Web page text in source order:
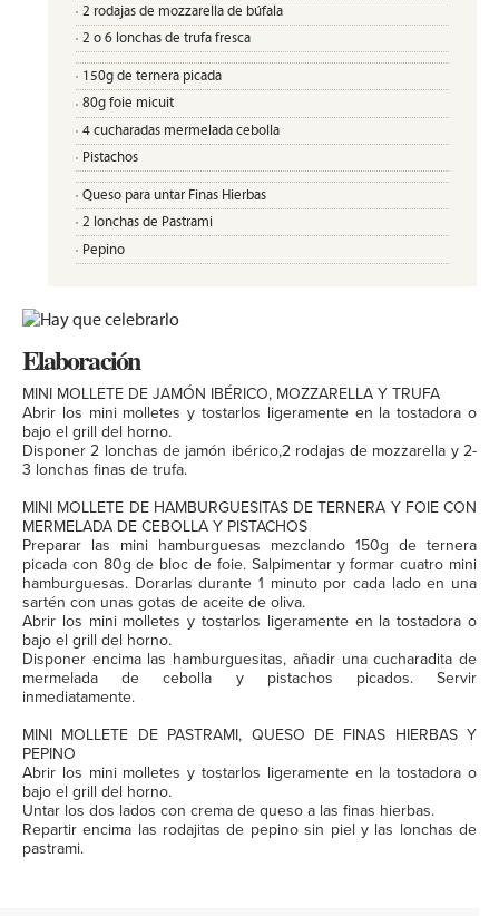
2 rodajas de mozzarella de búfala
2 o 6 lonchas de trufa fresca
150g de ternera picada
80g foie micuit
4 cucharadas mermelada cebolla
Pistachos
Queso para untar Finas Hierbas
2 lonchas de Pastrami
Pepino
Elaboración
MINI MOLLETE DE JAMÓN IBÉRICO, MOZZARELLA Y TRUFA
Abrir los mini molletes y tostarlos ligeramente en la tostadora o
bajo el grill del horno.
Disponer 2 lonchas de jamón ibérico,2 rodajas de mozzarella y 2-
3 lonchas finas de trufa.
MINI MOLLETE DE HAMBURGUESITAS DE TERNERA Y FOIE CON
MERMELADA DE CEBOLLA Y PISTACHOS
Preparar las mini hamburguesas mezclando 150g de ternera
picada con 80g de bloc de foie. Salpimentar y formar cuatro mini
hamburguesas. Dorarlas durante 1 minuto por cada lado en una
sartén con unas gotas de aceite de oliva.
Abrir los mini molletes y tostarlos ligeramente en la tostadora o
bajo el grill del horno.
Disponer encima las hamburguesitas, añadir una cucharadita de
mermelada de cebolla y pistachos picados. Servir
inmediatamente.
MINI MOLLETE DE PASTRAMI, QUESO DE FINAS HIERBAS Y
PEPINO
Abrir los mini molletes y tostarlos ligeramente en la tostadora o
bajo el grill del horno.
Untar los dos lados con crema de queso a las finas hierbas.
Repartir encima las rodajitas de pepino sin piel y las lonchas de
pastrami.